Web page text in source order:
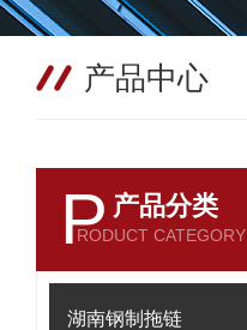
产品中心
P 产品分类
RODUCT CATEGORY
湖南钢制拖链